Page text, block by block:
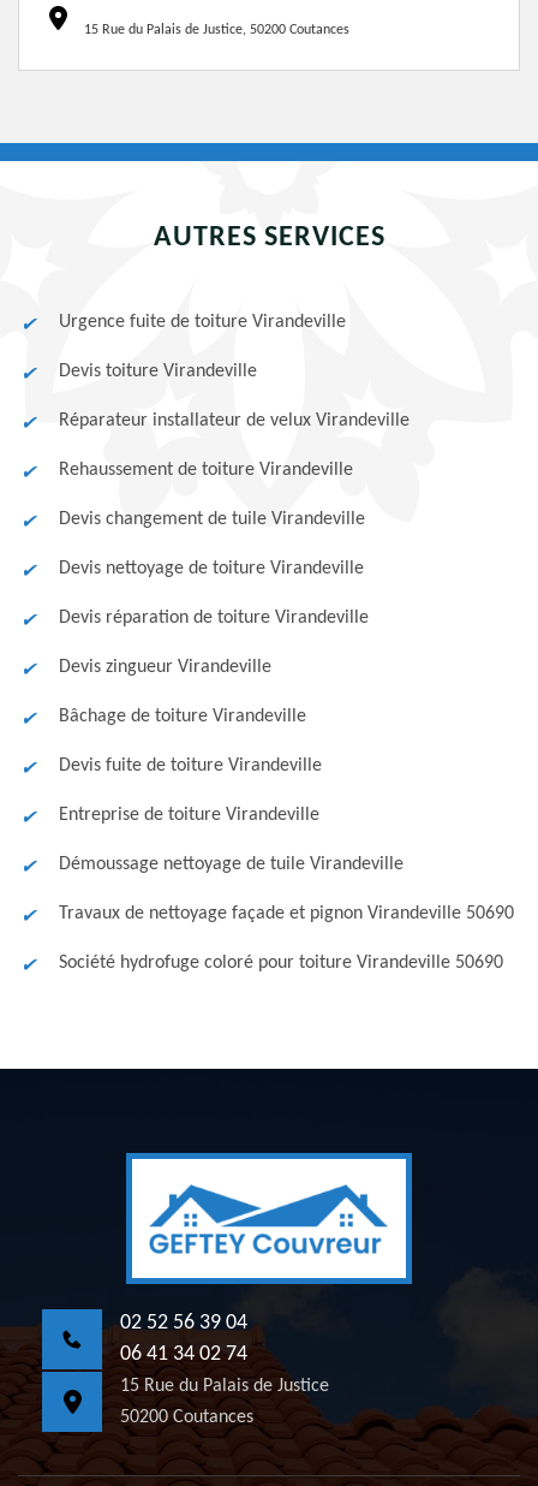
15 Rue du Palais de Justice, 50200 Coutances
AUTRES SERVICES
Urgence fuite de toiture Virandeville
Devis toiture Virandeville
Réparateur installateur de velux Virandeville
Rehaussement de toiture Virandeville
Devis changement de tuile Virandeville
Devis nettoyage de toiture Virandeville
Devis réparation de toiture Virandeville
Devis zingueur Virandeville
Bâchage de toiture Virandeville
Devis fuite de toiture Virandeville
Entreprise de toiture Virandeville
Démoussage nettoyage de tuile Virandeville
Travaux de nettoyage façade et pignon Virandeville 50690
Société hydrofuge coloré pour toiture Virandeville 50690
02 52 56 39 04
06 41 34 02 74
15 Rue du Palais de Justice
50200 Coutances